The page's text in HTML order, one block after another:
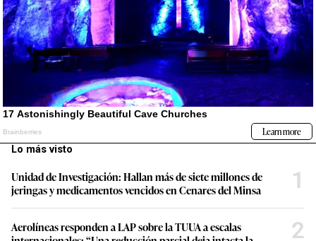
Lo más visto
Unidad de Investigación: Hallan más de siete millones de
jeringas y medicamentos vencidos en Cenares del Minsa
1
Aerolíneas responden a LAP sobre la TUUA a escalas
2